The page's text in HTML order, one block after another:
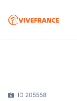
ID 205558